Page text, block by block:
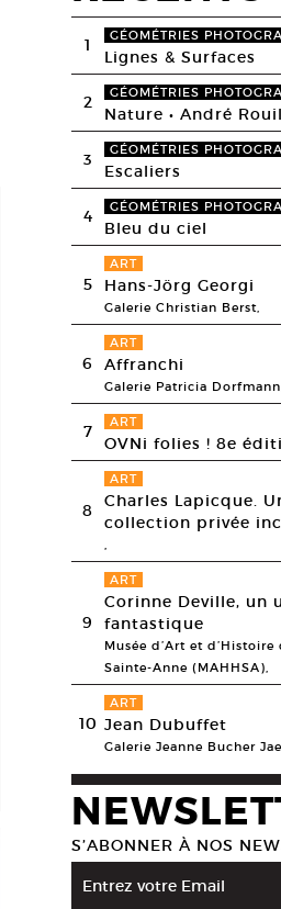
Seuls quelques fragments de nous
Thaddaeus Ropac, Paris, 2012.
Courtesy galerie Thaddaeus Ropac
1 GÉOMÉTRIES
Lignes & Surfaces
2 GÉOMÉTRIES
Nature • André
3 GÉOMÉTRIES
Escaliers
4 GÉOMÉTRIES
Bleu du ciel
5
ART
Hans-Jörg Georgi
Galerie Christian Berst,
6
ART
Affranchi
Galerie Patricia
7 ART
OVNi folies ! 8e
8
ART
Charles Lapicque.
collection privée
,
9
ART
Corinne Deville, un
fantastique
Musée d’Art et d’Histoire
Sainte-Anne (MAHHSA),
10
ART
Jean Dubuffet
Galerie Jeanne Bucher
S’ABONNER À NOS